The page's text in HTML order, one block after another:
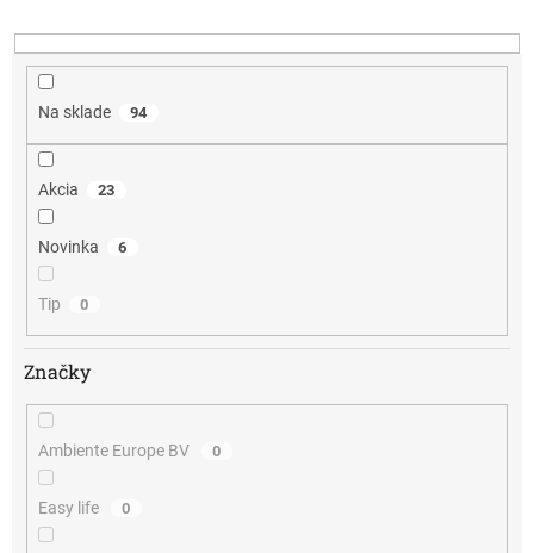
k
t
Na sklade 94
Akcia 23
Novinka 6
Tip 0
Značky
Ambiente Europe BV 0
Easy life 0